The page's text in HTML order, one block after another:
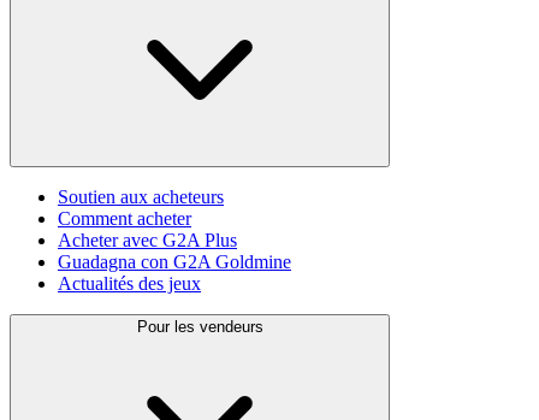
Soutien aux acheteurs
Comment acheter
Acheter avec G2A Plus
Guadagna con G2A Goldmine
Actualités des jeux
Pour les vendeurs